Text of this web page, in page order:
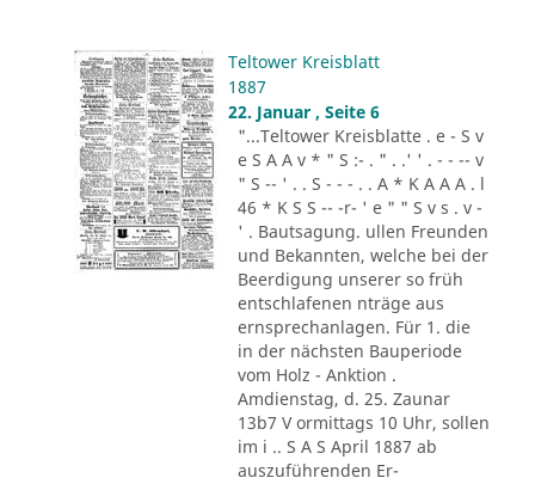
Teltower Kreisblatt
1887
22. Januar , Seite 6
"...Teltower Kreisblatte . e - S v
e S A A v * " S :- . " . .' ' . - - -- v
" S -- ' . . S - - - . . A * K A A A . l
46 * K S S -- -r- ' e " " S v s . v -
' . Bautsagung. ullen Freunden
und Bekannten, welche bei der
Beerdigung unserer so früh
entschlafenen nträge aus
ernsprechanlagen. Für 1. die
in der nächsten Bauperiode
vom Holz - Anktion .
Amdienstag, d. 25. Zaunar
13b7 V ormittags 10 Uhr, sollen
im i .. S A S April 1887 ab
auszuführenden Er-